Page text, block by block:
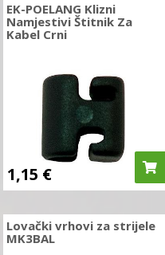
EK-POELANG Klizni
Namjestivi Štitnik Za
Kabel Crni
1,15 €
Lovački vrhovi za strijele
MK3BAL